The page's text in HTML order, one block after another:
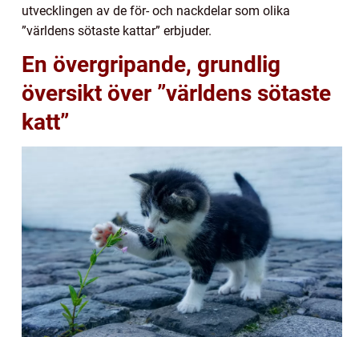
utvecklingen av de för- och nackdelar som olika
”världens sötaste kattar” erbjuder.
En övergripande, grundlig
översikt över ”världens sötaste
katt”